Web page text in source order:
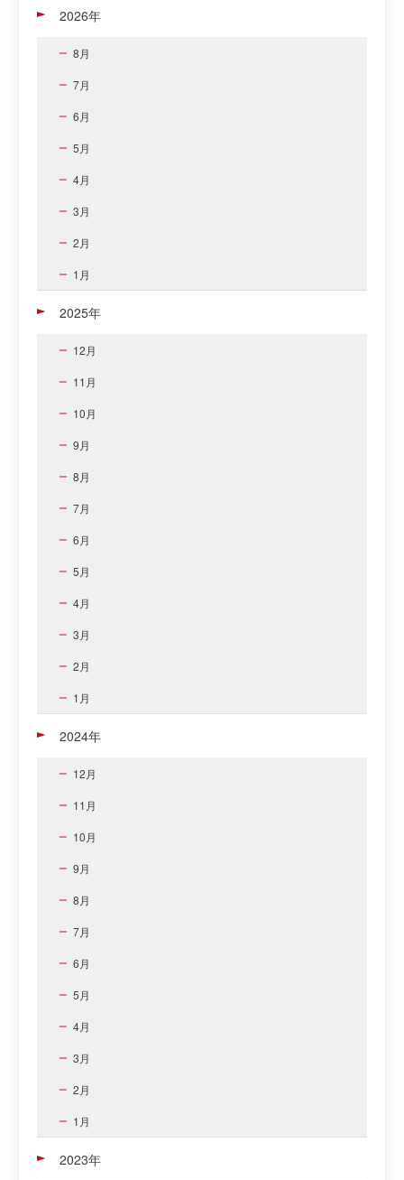
2026年
8月
7月
6月
5月
4月
3月
2月
1月
2025年
12月
11月
10月
9月
8月
7月
6月
5月
4月
3月
2月
1月
2024年
12月
11月
10月
9月
8月
7月
6月
5月
4月
3月
2月
1月
2023年